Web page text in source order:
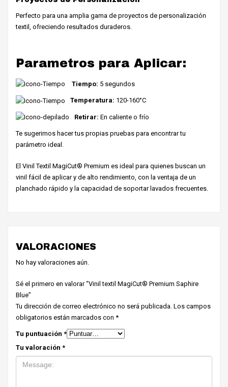
Perfecto para una amplia gama de proyectos de personalización
textil, ofreciendo resultados duraderos.
Parametros para Aplicar:
Tiempo: 5 segundos
Temperatura: 120-160°C
Retirar: En caliente o frío
Te sugerimos hacer tus propias pruebas para encontrar tu
parámetro ideal.
El Vinil Textil MagiCut® Premium es ideal para quienes buscan un
vinil fácil de aplicar y de alto rendimiento, con la ventaja de un
planchado rápido y la capacidad de soportar lavados frecuentes.
VALORACIONES
No hay valoraciones aún.
Sé el primero en valorar “Vinil textil MagiCut® Premium Saphire
Blue”
Tu dirección de correo electrónico no será publicada. Los campos
obligatorios están marcados con *
Tu puntuación *
Tu valoración *